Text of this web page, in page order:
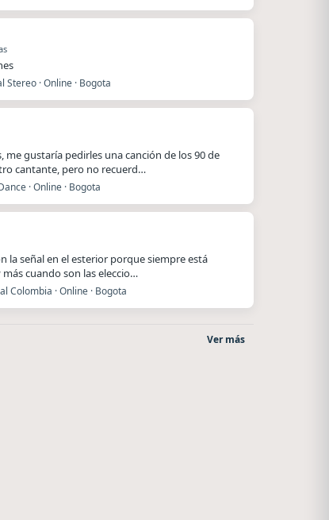
Stereo · Online · Bogota
me gustaría pedirles una canción de los 90 de
cantante, pero no recuerd…
· Online · Bogota
la señal en el esterior porque siempre está
cuando son las eleccio…
Colombia · Online · Bogota
Ver más